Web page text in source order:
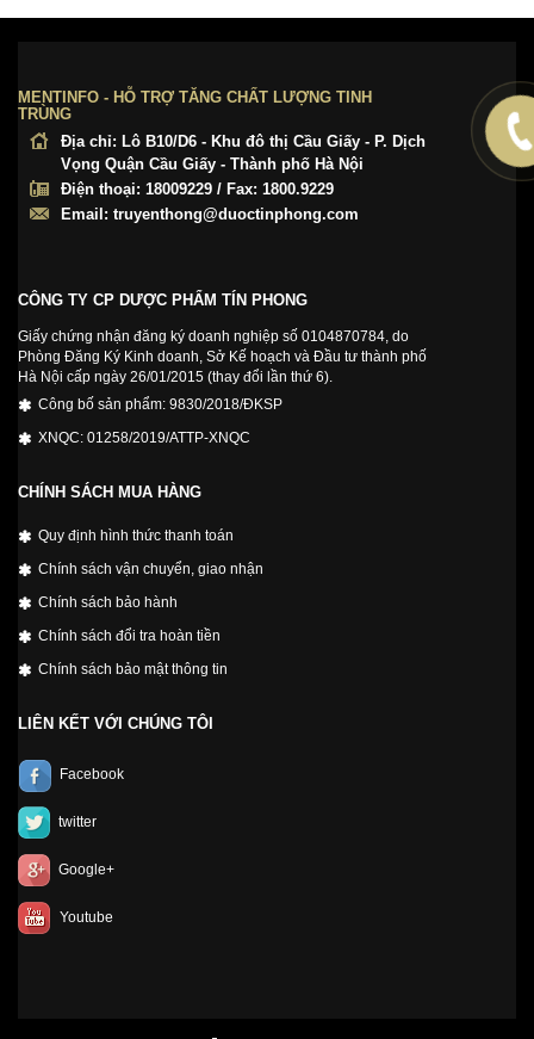
MENTINFO - HỖ TRỢ TĂNG CHẤT LƯỢNG TINH
TRÙNG
Địa chỉ: Lô B10/D6 - Khu đô thị Cầu Giấy - P. Dịch
Vọng Quận Cầu Giấy - Thành phố Hà Nội
Điện thoại: 18009229 / Fax: 1800.9229
Email: truyenthong@duoctinphong.com
CÔNG TY CP DƯỢC PHẨM TÍN PHONG
Giấy chứng nhận đăng ký doanh nghiệp số 0104870784, do
Phòng Đăng Ký Kinh doanh, Sở Kế hoạch và Đầu tư thành phố
Hà Nội cấp ngày 26/01/2015 (thay đổi lần thứ 6).
Công bố sản phẩm: 9830/2018/ĐKSP
XNQC: 01258/2019/ATTP-XNQC
CHÍNH SÁCH MUA HÀNG
Quy định hình thức thanh toán
Chính sách vận chuyển, giao nhận
Chính sách bảo hành
Chính sách đổi tra hoàn tiền
Chính sách bảo mật thông tin
LIÊN KẾT VỚI CHÚNG TÔI
Facebook
twitter
Google+
Youtube